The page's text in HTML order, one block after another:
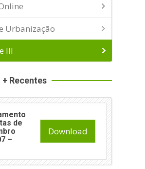
Urbanização
III
Recentes
de
–
Download